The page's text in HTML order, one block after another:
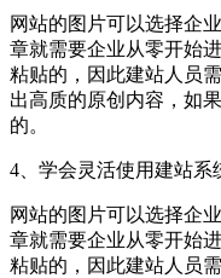
网站的图片可以选择企
章就需要企业从零开始
粘贴的，因此建站人员
出高质的原创内容，如
的。
4、学会灵活使用建站系
网站的图片可以选择企
章就需要企业从零开始
粘贴的，因此建站人员